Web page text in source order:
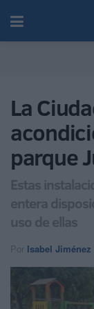
La
parque
Estas
entera
uso de ellas
Por Isabel Jiménez